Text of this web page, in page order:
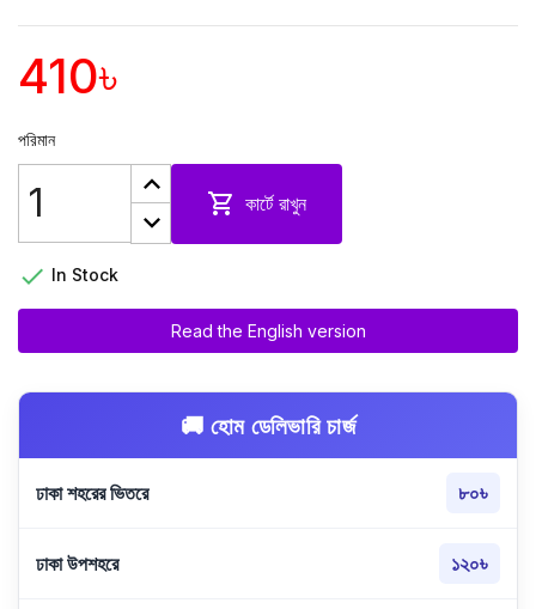
410৳
পরিমান
 কার্টে রাখুন
 In Stock
Read the English version
🚚 হোম ডেলিভারি চার্জ
ঢাকা শহরের ভিতরে ৮০৳
ঢাকা উপশহরে ১২০৳